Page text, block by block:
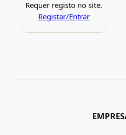
Requer registo no site.
Registar/Entrar